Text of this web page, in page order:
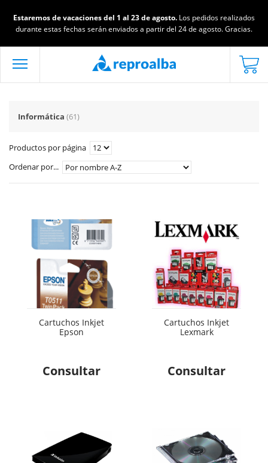
Estaremos de vacaciones del 1 al 23 de agosto. Los pedidos realizados
durante estas fechas serán enviados a partir del 24 de agosto. Gracias.
Informática (61)
Productos por página
Ordenar por...
Cartuchos Inkjet
Epson
Consultar
Cartuchos Inkjet
Lexmark
Consultar